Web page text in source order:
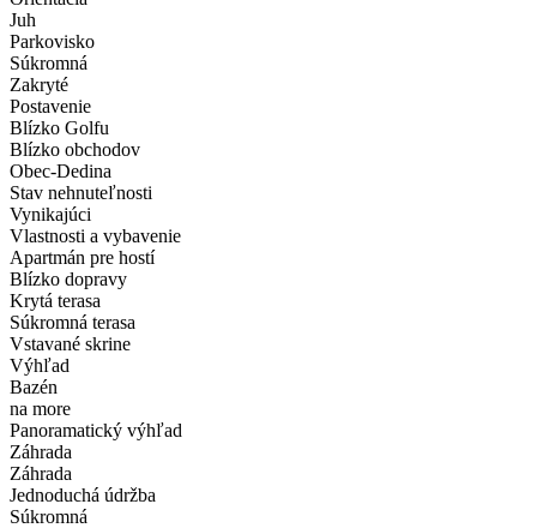
Juh
Parkovisko
Súkromná
Zakryté
Postavenie
Blízko Golfu
Blízko obchodov
Obec-Dedina
Stav nehnuteľnosti
Vynikajúci
Vlastnosti a vybavenie
Apartmán pre hostí
Blízko dopravy
Krytá terasa
Súkromná terasa
Vstavané skrine
Výhľad
Bazén
na more
Panoramatický výhľad
Záhrada
Záhrada
Jednoduchá údržba
Súkromná